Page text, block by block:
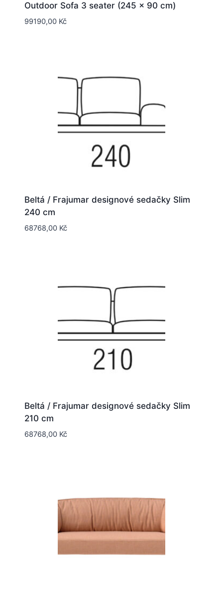
Outdoor Sofa 3 seater (245 x 90 cm)
99190,00 Kč
Beltá / Frajumar designové sedačky Slim
240 cm
68768,00 Kč
Beltá / Frajumar designové sedačky Slim
210 cm
68768,00 Kč